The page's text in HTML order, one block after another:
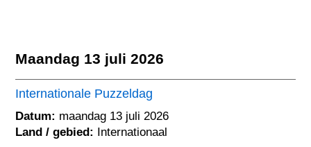
Maandag 13 juli 2026
Internationale Puzzeldag
Datum: maandag 13 juli 2026
Land / gebied: Internationaal